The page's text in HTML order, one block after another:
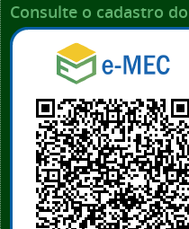
Consulte o cadastro do